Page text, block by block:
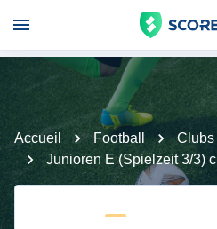
Accueil Football Clubs
Junioren E (Spielzeit 3/3) c